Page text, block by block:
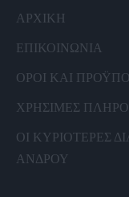
ΑΡΧΙΚΗ
ΕΠΙΚΟΙΝΩΝΙΑ
ΟΡΟΙ ΚΑΙ
ΧΡΗΣΙΜΕΣ
ΟΙ ΚΥΡΙΟΤΕΡΕΣ
ΑΝΔΡΟΥ